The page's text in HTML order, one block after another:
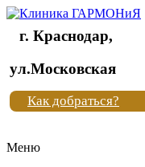
Клиника
"Новая
жизнь"
Клиника
г. Краснодар,
ул.Московская
Как добраться?
Меню